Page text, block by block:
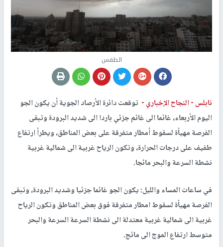
الطقس
نابلس -النجاح الإخباري - توقعت دائرة الأرصاد الجوية أن يكون الجو
اليوم الأربعاء، غائما الى غائم جزئي باردا الى شديد البرودة وتبقى
الفرصة مهيأة لسقوط أمطار متفرقة على بعض المناطق، ويطرأ ارتفاع
طفيف على درجات الحرارة، وتكون الرياح غربية الى شمالية غربية
نشطة السرعة والبحر مائجا.
في ساعات المساء والليل: يكون الجو غائما جزئيا وشديد البرودة، وتبقى
الفرصة مهيأة لسقوط امطار متفرقة فوق بعض المناطق وتكون الرياح
غربية الى شمالية غربية معتدلة الى نشطة السرعة السرعة والبحر
متوسط ارتفاع الموج الى مائج.